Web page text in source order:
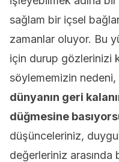
sağlam bir içsel
zamanlar oluyor. Bu
için durup gözlerinizi
söylememizin nedeni,
dünyanın geri
düğmesine
düşünceleriniz,
değerleriniz